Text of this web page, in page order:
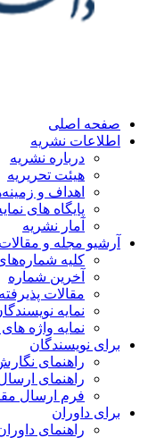
اصلی
نشریه
درباره نشریه
هیئت تحریریه
اهداف و زمینه‌ها
پایگاه های نمایه کننده
آمار نشریه
مجله و مقالات
کلیه شماره‌های مجله
آخرین شماره
مقالات پذیرفته شده
نمایه نویسندگان
نمایه واژه های کلیدی
نویسندگان
راهنمای نگارش مقاله
راهنمای ارسال مقاله
فرم ارسال مقاله
داوران
راهنمای داوران